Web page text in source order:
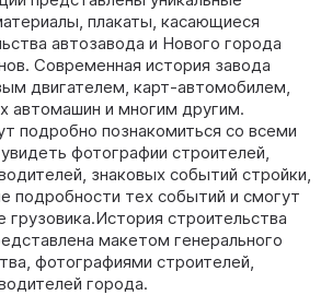
плакаты, касающиеся
автозавода и Нового города
Современная история завода
двигателем, карт-автомобилем,
автомашин и многим другим.
подробно познакомиться со всеми
фотографии строителей,
знаковых событий стройки,
подробности тех событий и смогут
грузовика.История строительства
макетом генерального
фотографиями строителей,
города.